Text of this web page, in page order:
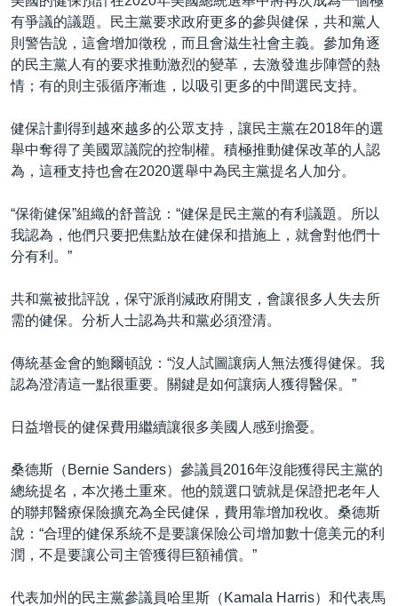
廣播節目表
有爭議的議題。民主黨要求政府更多的參與健保，共和黨人
則警告說，這會增加徵稅，而且會滋生社會主義。參加角逐
的民主黨人有的要求推動激烈的變革，去激發進步陣營的熱
情；有的則主張循序漸進，以吸引更多的中間選民支持。
健保計劃得到越來越多的公眾支持，讓民主黨在2018年的選
舉中奪得了美國眾議院的控制權。積極推動健保改革的人認
為，這種支持也會在2020選舉中為民主黨提名人加分。
“保衛健保”組織的舒普說：“健保是民主黨的有利議題。所以
我認為，他們只要把焦點放在健保和措施上，就會對他們十
分有利。”
共和黨被批評說，保守派削減政府開支，會讓很多人失去所
需的健保。分析人士認為共和黨必須澄清。
傳統基金會的鮑爾頓說：“沒人試圖讓病人無法獲得健保。我
認為澄清這一點很重要。關鍵是如何讓病人獲得醫保。”
日益增長的健保費用繼續讓很多美國人感到擔憂。
桑德斯（Bernie Sanders）參議員2016年沒能獲得民主黨的
總統提名，本次捲土重來。他的競選口號就是保證把老年人
的聯邦醫療保險擴充為全民健保，費用靠增加稅收。桑德斯
說：“合理的健保系統不是要讓保險公司增加數十億美元的利
潤，不是要讓公司主管獲得巨額補償。”
代表加州的民主黨參議員哈里斯（Kamala Harris）和代表馬